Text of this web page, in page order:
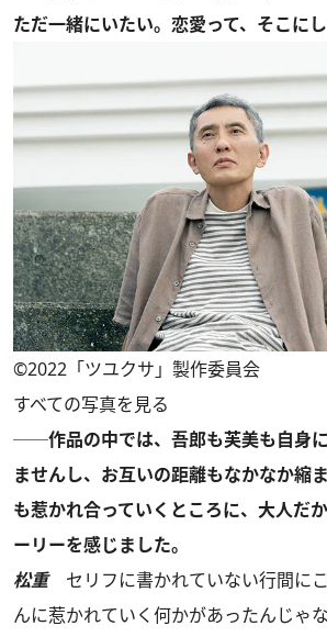
ただ一緒にいたい。恋愛って、そこに
©2022「ツユクサ」製作委員会
すべての写真を見る
──作品の中では、吾郎も芙美も自身
ませんし、お互いの距離もなかなか縮
も惹かれ合っていくところに、大人だ
ーリーを感じました。
松重セリフに書かれていない行間に
んに惹かれていく何かがあったんじゃ